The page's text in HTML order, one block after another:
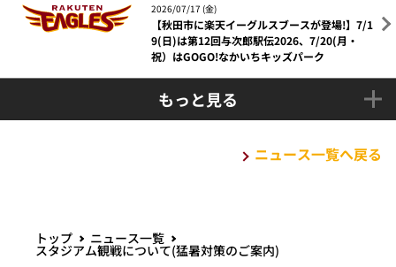
2026/07/17 (金)
【秋田市に楽天イーグルスブースが登場!】7/1
9(日)は第12回与次郎駅伝2026、7/20(月・
祝）はGOGO!なかいちキッズパーク
もっと見る
ニュース一覧へ戻る
トップ ニュース一覧
スタジアム観戦について(猛暑対策のご案内)